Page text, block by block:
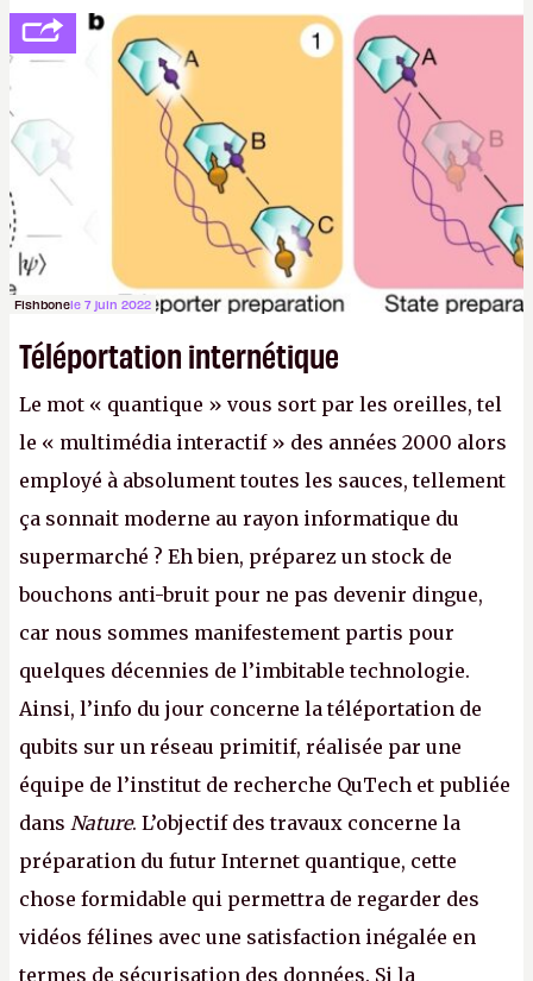
tout » et de l’importance des metasangsues, qu’il
considère comme «
la prochaine grande plateforme
informatique après le World Wide Web et le mobile
(Crédit photo : Pexels / Pixabay)
Fishbonele 7 juin 2022
Téléportation internétique
Le mot « quantique » vous sort par les oreilles, tel
le « multimédia interactif » des années 2000 alors
employé à absolument toutes les sauces, tellement
ça sonnait moderne au rayon informatique du
supermarché ? Eh bien, préparez un stock de
bouchons anti-bruit pour ne pas devenir dingue,
car nous sommes manifestement partis pour
quelques décennies de l’imbitable technologie.
Ainsi, l’info du jour concerne la téléportation de
qubits sur un réseau primitif, réalisée par une
équipe de l’institut de recherche QuTech et publiée
dans Nature. L’objectif des travaux concerne la
préparation du futur Internet quantique, cette
chose formidable qui permettra de regarder des
vidéos félines avec une satisfaction inégalée en
termes de sécurisation des données. Si la